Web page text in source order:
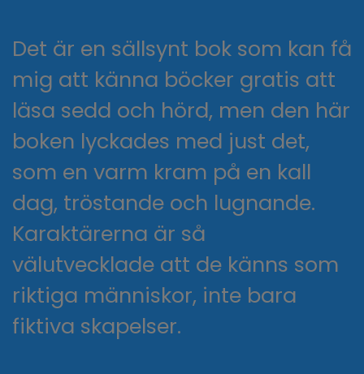
Det är en sällsynt bok som kan få
mig att känna böcker gratis att
läsa sedd och hörd, men den här
boken lyckades med just det,
som en varm kram på en kall
dag, tröstande och lugnande.
Karaktärerna är så
välutvecklade att de känns som
riktiga människor, inte bara
fiktiva skapelser.